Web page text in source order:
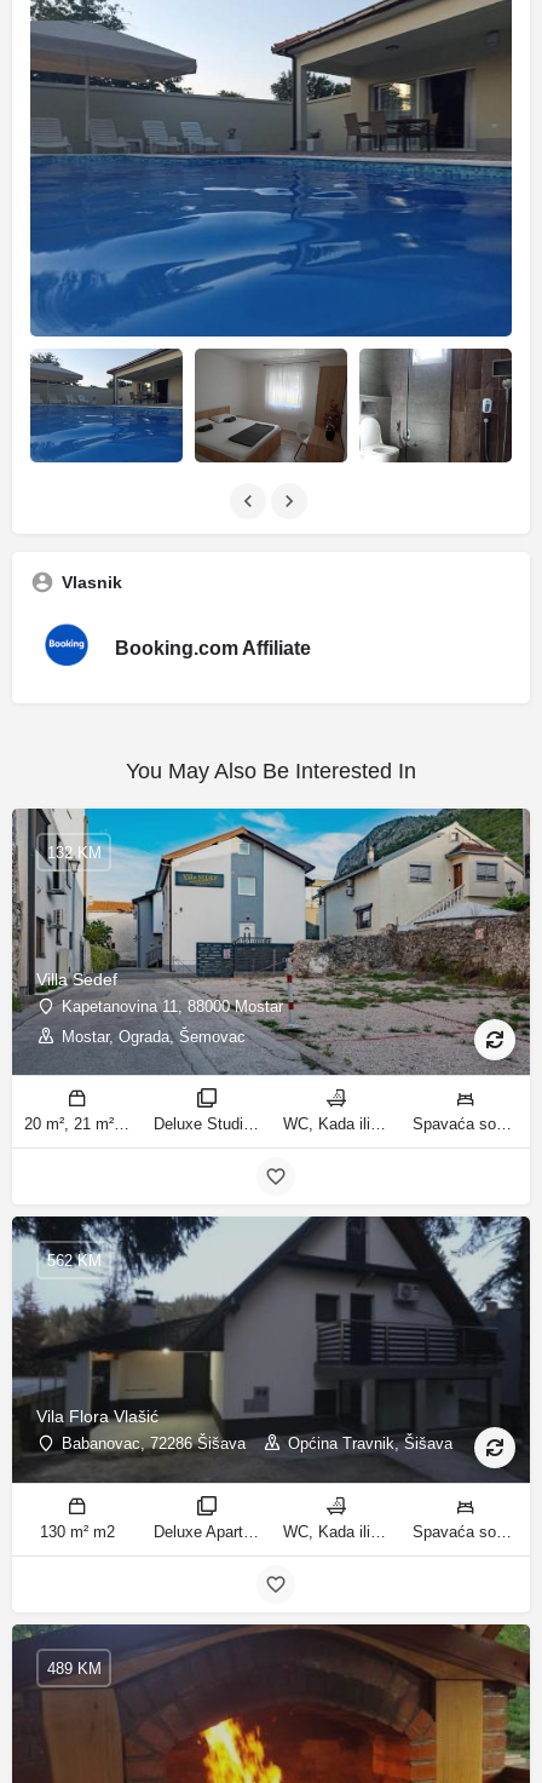
Vlasnik
Booking.com Affiliate
You May Also Be Interested In
Villa Sedef
Kapetanovina 11, 88000 Mostar
Mostar, Ograda, Šemovac
132 KM
20 m², 21 m², 31 m², 30 m² m2 Deluxe Studio, Studio sa balkonom, Apartman, Deluxe jednosobni apartman, Apartman sa balkonom sobe WC, Kada ili tuš kupatila Spavaća soba 1: 1 bračni krevet | Dnevni boravak: 1 kauč na razvlačenje | Spavaća soba 1: 1 francuski bračni krevet ležaja
Vila Flora Vlašić
Babanovac, 72286 Šišava Općina Travnik, Šišava
562 KM
130 m² m2 Deluxe Apartment sobe WC, Kada ili tuš kupatila Spavaća soba 1: 1 francuski bračni krevet | Spavaća soba 2: 1 francuski bračni krevet | Spavaća soba 3: 1 krevet za jednu osobu | Spavaća soba 4: 1 krevet za jednu osobu | Spavaća soba 5: 1 krevet na kat | Spavaća soba 6: 2 kreveta za jednu osobu | Dnevni boravak: 1 kauč na razvlačenje ležaja
489 KM